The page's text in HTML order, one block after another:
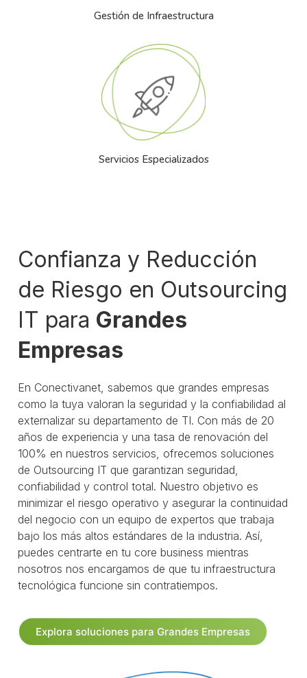
Gestión de Infraestructura
Servicios Especializados
Confianza y Reducción
de Riesgo en Outsourcing
IT para Grandes
Empresas
En Conectivanet, sabemos que grandes empresas
como la tuya valoran la seguridad y la confiabilidad al
externalizar su departamento de TI. Con más de 20
años de experiencia y una tasa de renovación del
100% en nuestros servicios, ofrecemos soluciones
de Outsourcing IT que garantizan seguridad,
confiabilidad y control total. Nuestro objetivo es
minimizar el riesgo operativo y asegurar la continuidad
del negocio con un equipo de expertos que trabaja
bajo los más altos estándares de la industria. Así,
puedes centrarte en tu core business mientras
nosotros nos encargamos de que tu infraestructura
tecnológica funcione sin contratiempos.
Explora soluciones para Grandes Empresas